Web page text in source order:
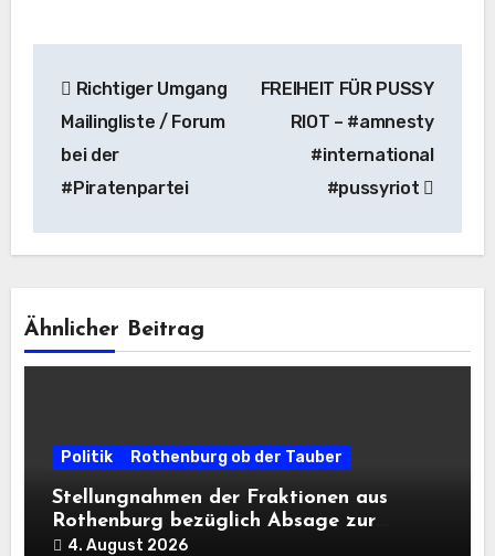
Richtiger Umgang
Mailingliste / Forum
bei der
#Piratenpartei
FREIHEIT FÜR PUSSY
RIOT – #amnesty
#international
#pussyriot
Ähnlicher Beitrag
Politik Rothenburg ob der Tauber
Stellungnahmen der Fraktionen aus
Rothenburg bezüglich Absage zur
Landesausstellung 2028
4. August 2026